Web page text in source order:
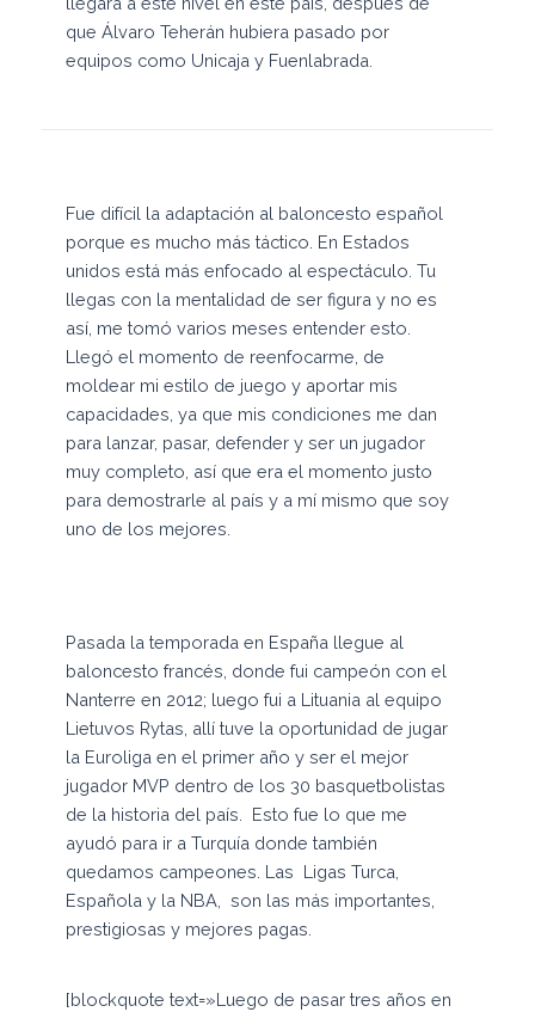
que Álvaro Teherán hubiera pasado por
equipos como Unicaja y Fuenlabrada.
Fue difícil la adaptación al baloncesto español
porque es mucho más táctico. En Estados
unidos está más enfocado al espectáculo. Tu
llegas con la mentalidad de ser figura y no es
así, me tomó varios meses entender esto.
Llegó el momento de reenfocarme, de
moldear mi estilo de juego y aportar mis
capacidades, ya que mis condiciones me dan
para lanzar, pasar, defender y ser un jugador
muy completo, así que era el momento justo
para demostrarle al país y a mí mismo que soy
uno de los mejores.
Pasada la temporada en España llegue al
baloncesto francés, donde fui campeón con el
Nanterre en 2012; luego fui a Lituania al equipo
Lietuvos Rytas, allí tuve la oportunidad de jugar
la Euroliga en el primer año y ser el mejor
jugador MVP dentro de los 30 basquetbolistas
de la historia del país. Esto fue lo que me
ayudó para ir a Turquía donde también
quedamos campeones. Las Ligas Turca,
Española y la NBA, son las más importantes,
prestigiosas y mejores pagas.
[blockquote text=»Luego de pasar tres años en